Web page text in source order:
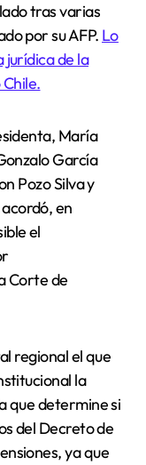
tras varias
por su AFP. Lo
de la
María
García
Pozo Silva y
en
el
Corte de
regional el que
la
que determine si
del Decreto de
ya que